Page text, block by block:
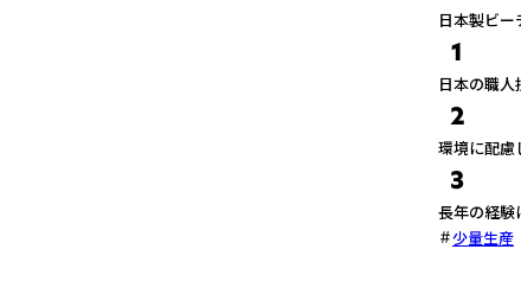
日本製ビー
1
日本の職人
2
環境に配慮
3
長年の経験
少量生産